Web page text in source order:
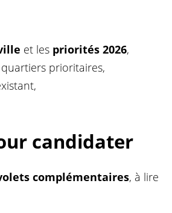
et les priorités 2026,
prioritaires,
candidater
complémentaires, à lire